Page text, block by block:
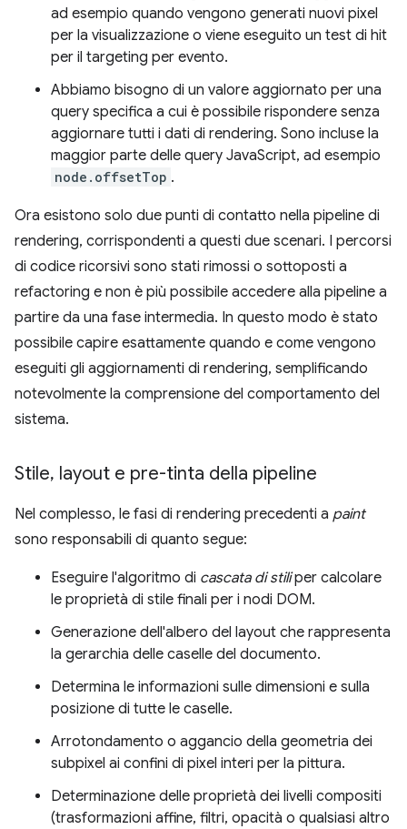
ad esempio quando vengono generati nuovi pixel
per la visualizzazione o viene eseguito un test di hit
per il targeting per evento.
Abbiamo bisogno di un valore aggiornato per una
query specifica a cui è possibile rispondere senza
aggiornare tutti i dati di rendering. Sono incluse la
maggior parte delle query JavaScript, ad esempio
node.offsetTop .
Ora esistono solo due punti di contatto nella pipeline di
rendering, corrispondenti a questi due scenari. I percorsi
di codice ricorsivi sono stati rimossi o sottoposti a
refactoring e non è più possibile accedere alla pipeline a
partire da una fase intermedia. In questo modo è stato
possibile capire esattamente quando e come vengono
eseguiti gli aggiornamenti di rendering, semplificando
notevolmente la comprensione del comportamento del
sistema.
Stile, layout e pre-tinta della pipeline
Nel complesso, le fasi di rendering precedenti a paint
sono responsabili di quanto segue:
Eseguire l'algoritmo di cascata di stiliper calcolare
le proprietà di stile finali per i nodi DOM.
Generazione dell'albero del layout che rappresenta
la gerarchia delle caselle del documento.
Determina le informazioni sulle dimensioni e sulla
posizione di tutte le caselle.
Arrotondamento o aggancio della geometria dei
subpixel ai confini di pixel interi per la pittura.
Determinazione delle proprietà dei livelli compositi
(trasformazioni affine, filtri, opacità o qualsiasi altro